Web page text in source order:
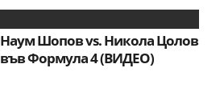
Наум Шопов vs. Никола Цолов
във Формула 4 (ВИДЕО)